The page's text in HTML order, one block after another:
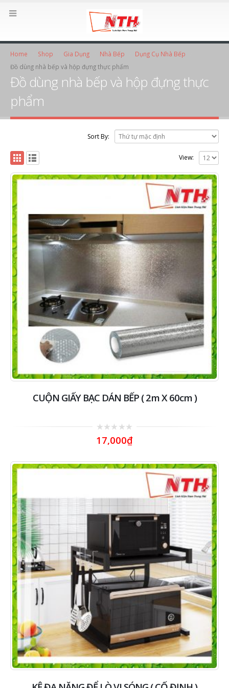
Home Shop Gia Dụng Nhà Bếp
Dụng Cụ Nhà Bếp
Đồ dùng nhà bếp và hộp đựng thực phẩm
Đồ dùng nhà bếp và hộp đựng thực
phẩm
Sort By:
View:
CUỘN GIẤY BẠC DÁN BẾP ( 2m X 60cm )
out
17,000₫